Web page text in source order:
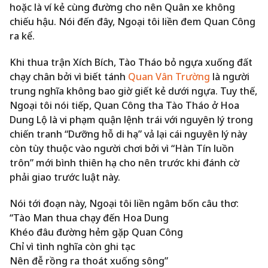
hoặc là ví kẻ cùng đường cho nên Quân xe không
chiếu hậu. Nói đến đây, Ngoại tôi liền đem Quan Công
ra kể.
Khi thua trận Xích Bích, Tào Tháo bỏ ngựa xuống đất
chạy chân bởi vì biết tánh Quan Vân Trường là người
trung nghĩa không bao giờ giết kẻ dưới ngựa. Tuy thế,
Ngoại tôi nói tiếp, Quan Công tha Tào Tháo ở Hoa
Dung Lộ là vi phạm quận lệnh trái với nguyên lý trong
chiến tranh “Dưỡng hỗ di họa” vả lại cái nguyên lý này
còn tùy thuộc vào người chơi bởi vì “Hàn Tín luồn
trôn” mới bình thiên hạ cho nên trước khi đánh cờ
phải giao trước luật này.
Nói tới đoạn này, Ngoại tôi liền ngâm bốn câu thơ:
“Tào Man thua chạy đến Hoa Dung
Khéo đâu đường hẻm gặp Quan Công
Chỉ vì tình nghĩa còn ghi tạc
Nên đễ rồng ra thoát xuống sông”